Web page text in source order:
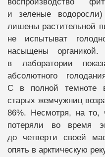
и зеленые
лишены растительной
не испытыват
насыщены
в лаборатории
абсолютного
С в полной темноте
старых жемчужниц
86%. Несмотря, на то,
потеряли во время
до четверти своей
опять в арктическую